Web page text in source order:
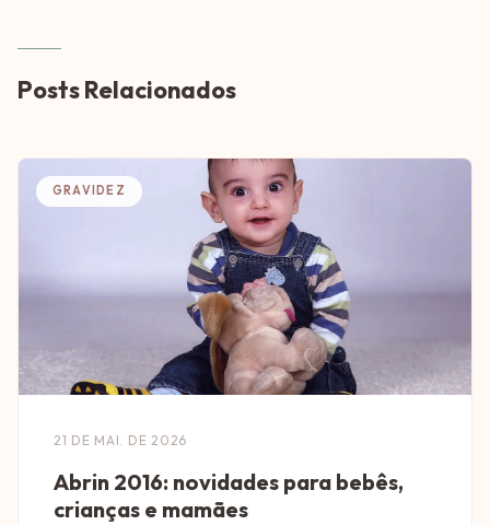
Posts Relacionados
GRAVIDEZ
21 DE MAI. DE 2026
Abrin 2016: novidades para bebês,
crianças e mamães